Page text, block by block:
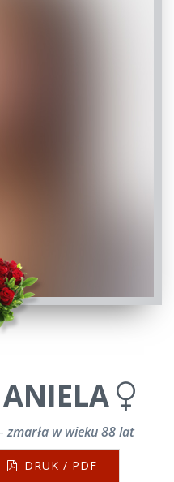
zmarła w wieku 88 lat
DRUK / PDF